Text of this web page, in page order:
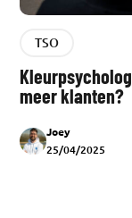
TSO
meer klanten?
Joey
25/04/2025